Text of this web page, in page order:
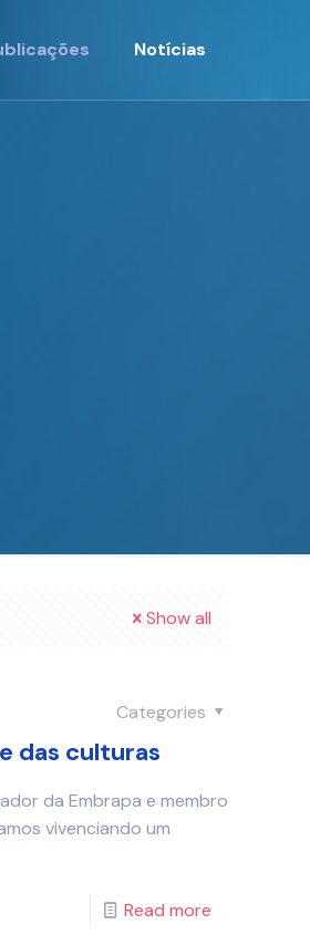
Notícias
Show all
Categories
das culturas
da Embrapa e membro
vivenciando um
Read more